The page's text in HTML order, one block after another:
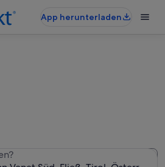
App herunterladen